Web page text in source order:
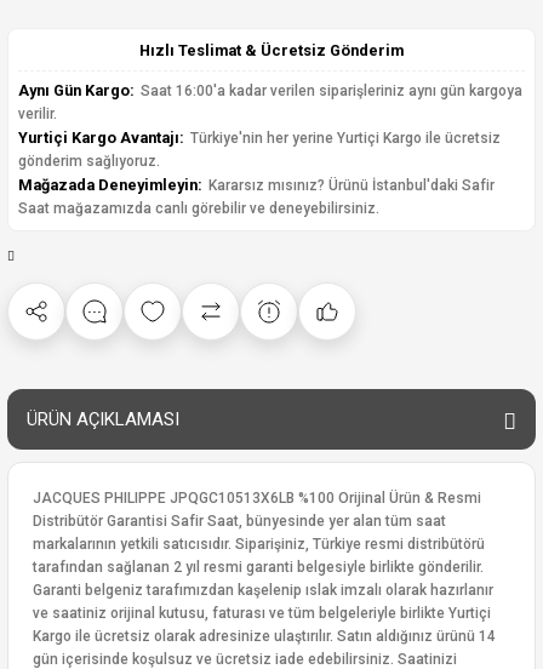
Hızlı Teslimat & Ücretsiz Gönderim
Aynı Gün Kargo: Saat 16:00'a kadar verilen siparişleriniz aynı gün kargoya
verilir.
Yurtiçi Kargo Avantajı: Türkiye'nin her yerine Yurtiçi Kargo ile ücretsiz
gönderim sağlıyoruz.
Mağazada Deneyimleyin: Kararsız mısınız? Ürünü İstanbul'daki Safir
Saat mağazamızda canlı görebilir ve deneyebilirsiniz.
ÜRÜN AÇIKLAMASI
JACQUES PHILIPPE JPQGC10513X6LB %100 Orijinal Ürün & Resmi
Distribütör Garantisi Safir Saat, bünyesinde yer alan tüm saat
markalarının yetkili satıcısıdır. Siparişiniz, Türkiye resmi distribütörü
tarafından sağlanan 2 yıl resmi garanti belgesiyle birlikte gönderilir.
Garanti belgeniz tarafımızdan kaşelenip ıslak imzalı olarak hazırlanır
ve saatiniz orijinal kutusu, faturası ve tüm belgeleriyle birlikte Yurtiçi
Kargo ile ücretsiz olarak adresinize ulaştırılır. Satın aldığınız ürünü 14
gün içerisinde koşulsuz ve ücretsiz iade edebilirsiniz. Saatinizi